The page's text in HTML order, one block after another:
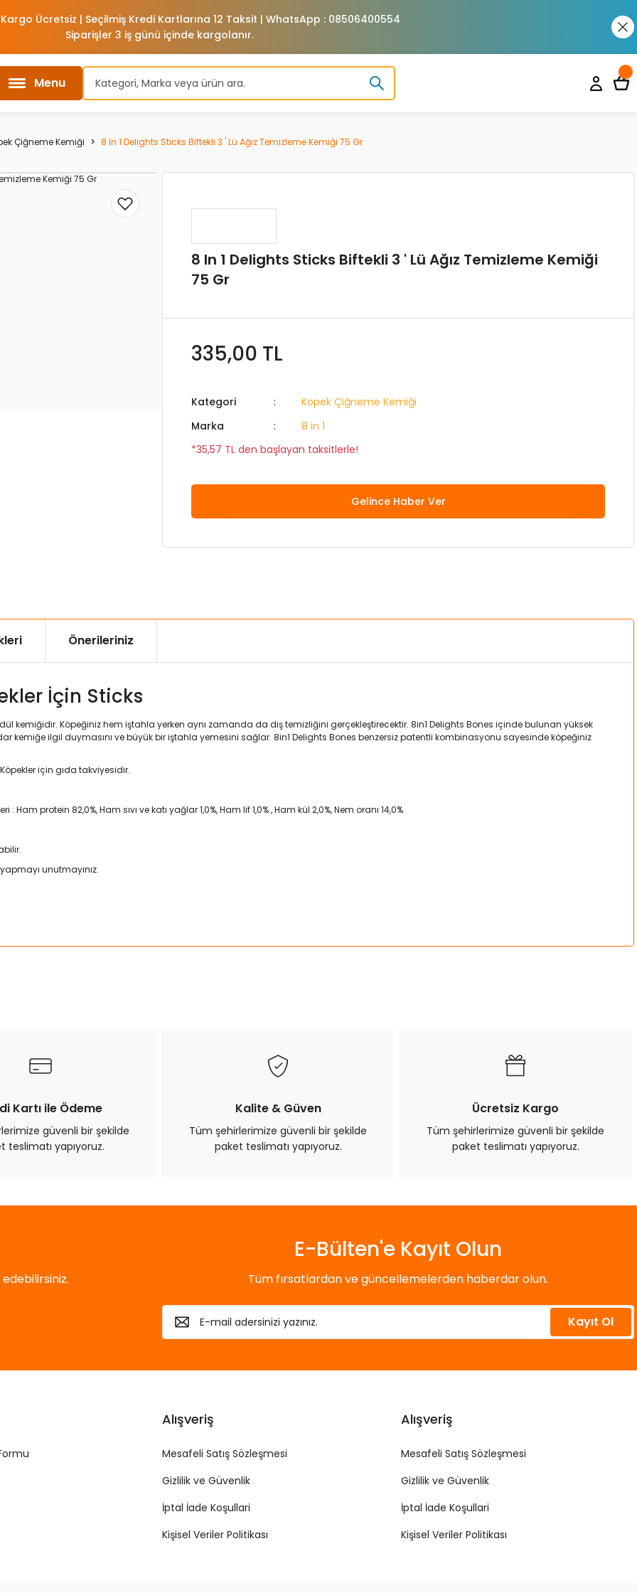
Kargo Ücretsiz | Seçilmiş Kredi Kartlarına 12 Taksit | WhatsApp : 08506400554
Siparişler 3 iş günü içinde kargolanır.
Menu
Çiğneme Kemiği 8 In 1 Delights Sticks Biftekli 3 ' Lü Ağız Temizleme Kemiği 75 Gr
8 In 1 Delights Sticks Biftekli 3 ' Lü Ağız Temizleme Kemiği
75 Gr
335,00 TL
Kategori
Köpek Çiğneme Kemiği
Marka
8 in 1
*35,57 TL den başlayan taksitlerle!
Gelince Haber Ver
Önerileriniz
İçin Sticks
kemiğidir. Köpeğiniz hem iştahla yerken aynı zamanda da diş temizliğini gerçekleştirecektir. 8in1 Delights Bones içinde bulunan yüksek
kemiğe ilgil duymasını ve büyük bir iştahla yemesini sağlar. 8in1 Delights Bones benzersiz patentli kombinasyonu sayesinde köpeğiniz
için gıda takviyesidir.
Ham protein 82,0%, Ham sıvı ve katı yağlar 1,0%, Ham lif 1,0% , Ham kül 2,0%, Nem oranı 14,0%
unutmayınız.
Kartı ile Ödeme
güvenli bir şekilde
teslimatı yapıyoruz.
Kalite & Güven
Tüm şehirlerimize güvenli bir şekilde
paket teslimatı yapıyoruz.
Ücretsiz Kargo
Tüm şehirlerimize güvenli bir şekilde
paket teslimatı yapıyoruz.
E-Bülten'e Kayıt Olun
Tüm fırsatlardan ve güncellemelerden haberdar olun.
Kayıt Ol
Alışveriş
Mesafeli Satış Sözleşmesi
Gizlilik ve Güvenlik
İptal İade Koşullari
Kişisel Veriler Politikası
Alışveriş
Mesafeli Satış Sözleşmesi
Gizlilik ve Güvenlik
İptal İade Koşullari
Kişisel Veriler Politikası